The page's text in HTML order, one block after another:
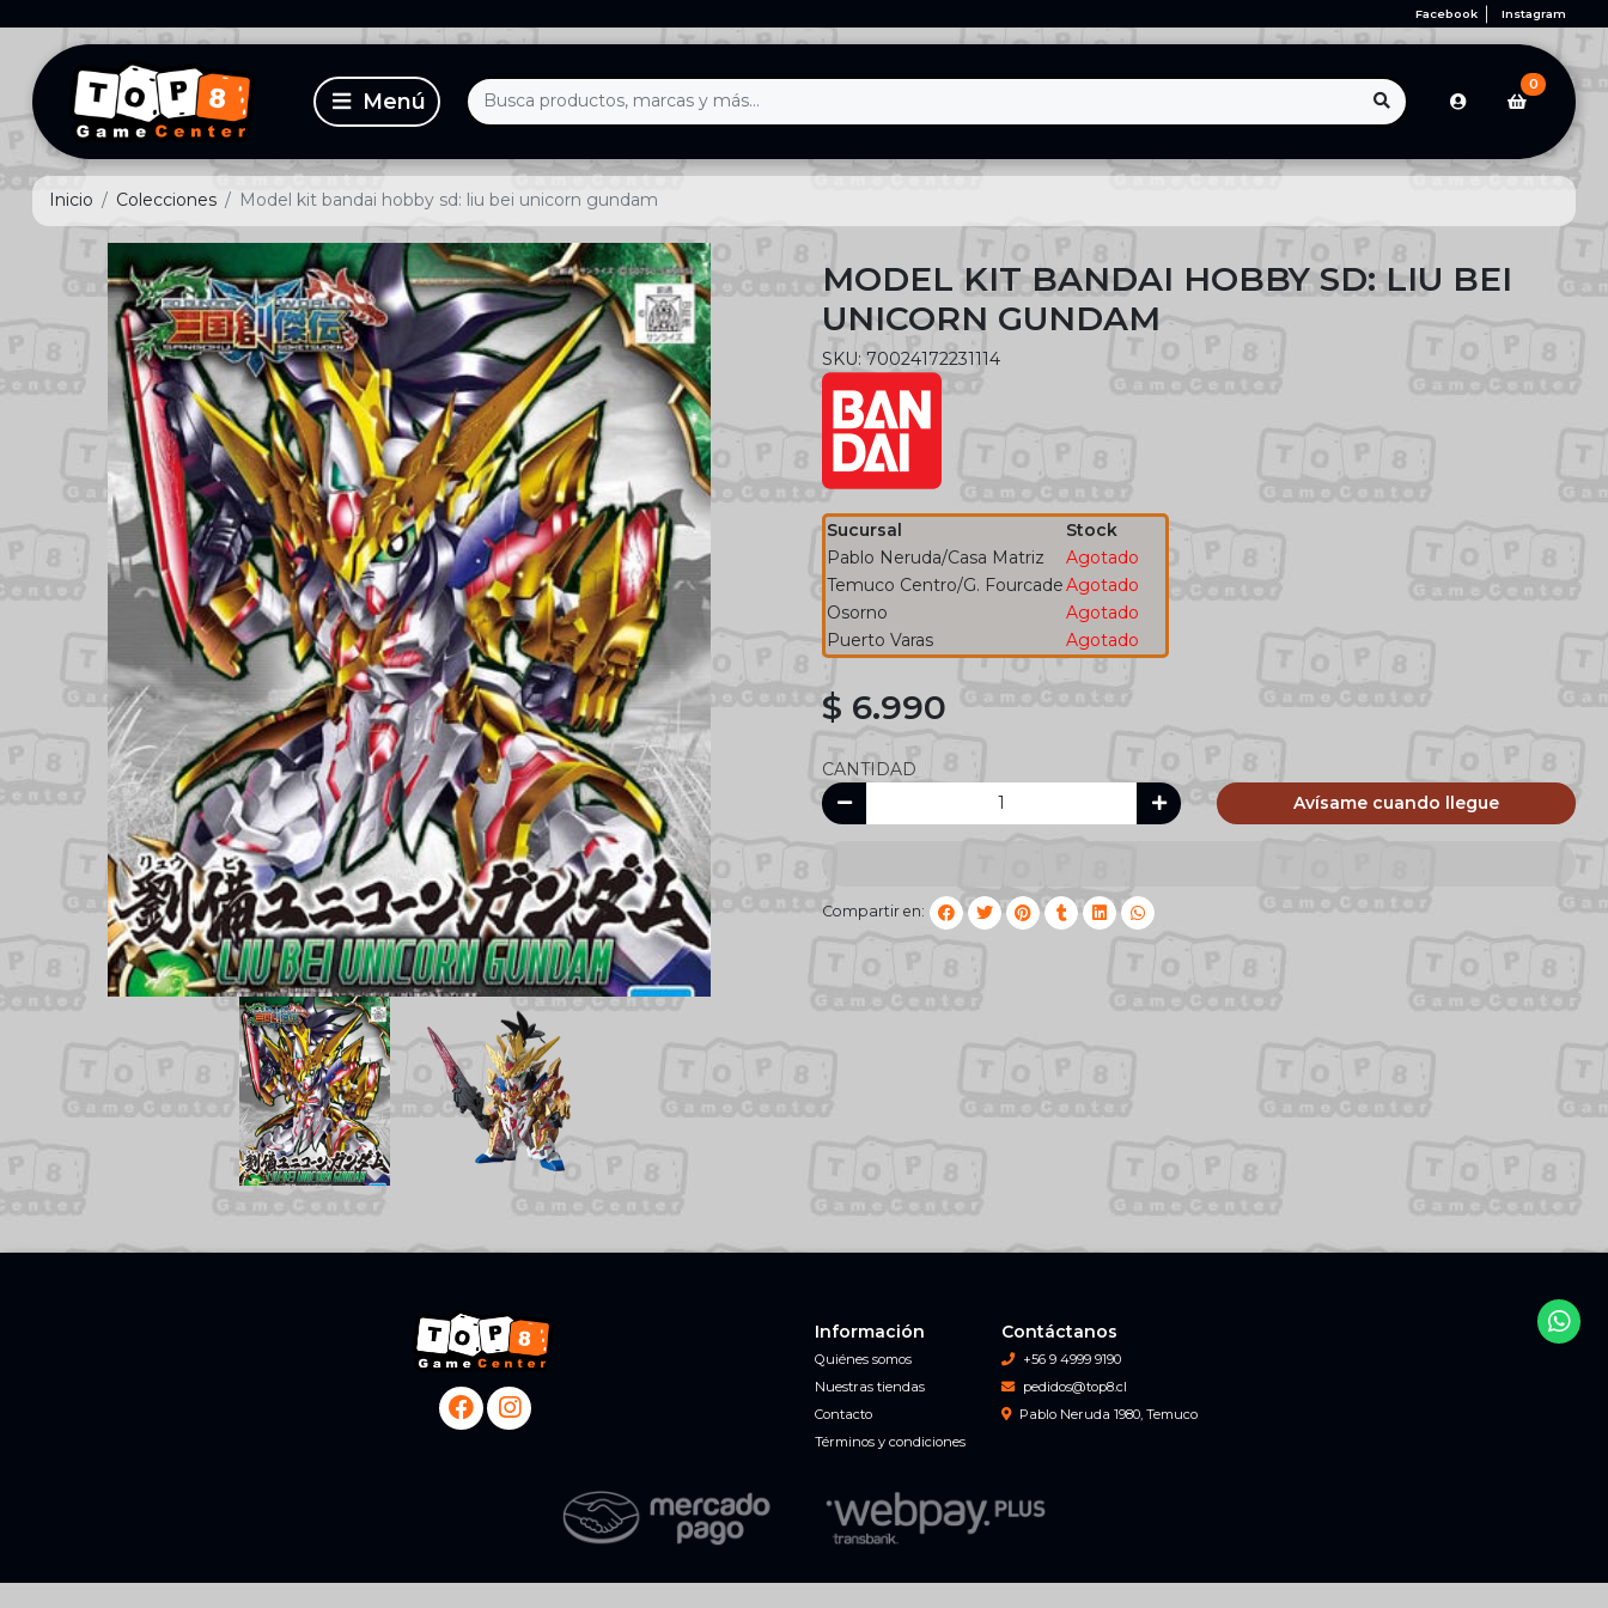
Facebook Instagram
0
Inicio Colecciones Model kit bandai hobby sd: liu bei unicorn gundam
MODEL KIT BANDAI HOBBY SD: LIU BEI
UNICORN GUNDAM
SKU: 70024172231114
Sucursal
Stock
Pablo Neruda/Casa Matriz
Agotado
Temuco Centro/G. FourcadeAgotado
Osorno
Agotado
Puerto Varas
Agotado
$ 6.990
CANTIDAD
Avísame cuando llegue
Compartir en:
Información
Quiénes somos
Nuestras tiendas
Contacto
Términos y condiciones
Contáctanos
+56 9 4999 9190
pedidos@top8.cl
Pablo Neruda 1980, Temuco